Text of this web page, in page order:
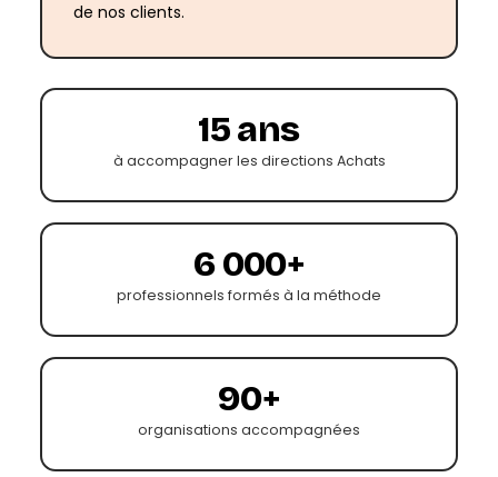
de nos clients.
15 ans
à accompagner les directions Achats
6 000+
professionnels formés à la méthode
90+
organisations accompagnées